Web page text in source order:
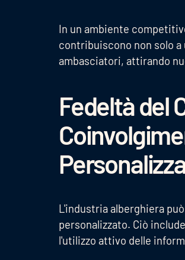
In un ambiente
contribuiscono non solo a
ambasciatori, attirando
Fedeltà del
L'industria alberghiera
personalizzato. Ciò
l'utilizzo attivo delle